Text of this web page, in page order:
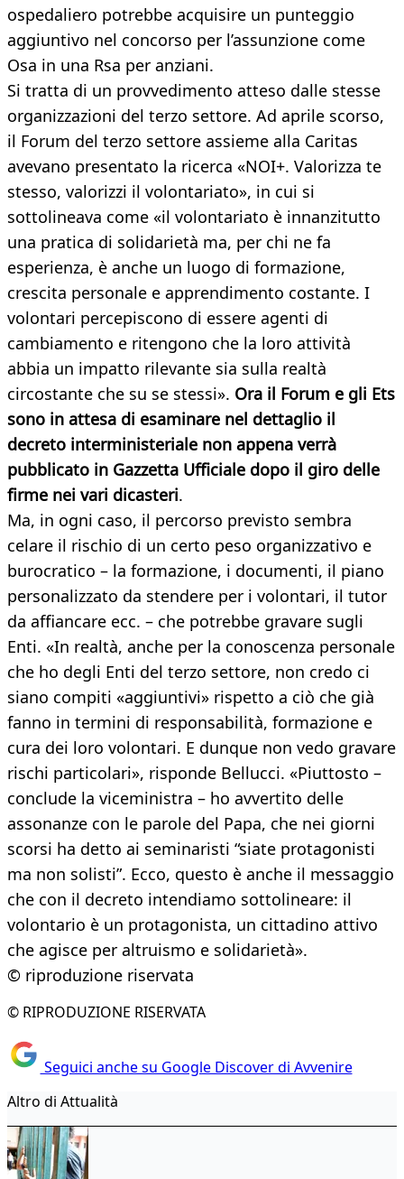
ospedaliero potrebbe acquisire un punteggio
aggiuntivo nel concorso per l’assunzione come
Osa in una Rsa per anziani.
Si tratta di un provvedimento atteso dalle stesse
organizzazioni del terzo settore. Ad aprile scorso,
il Forum del terzo settore assieme alla Caritas
avevano presentato la ricerca «NOI+. Valorizza te
stesso, valorizzi il volontariato», in cui si
sottolineava come «il volontariato è innanzitutto
una pratica di solidarietà ma, per chi ne fa
esperienza, è anche un luogo di formazione,
crescita personale e apprendimento costante. I
volontari percepiscono di essere agenti di
cambiamento e ritengono che la loro attività
abbia un impatto rilevante sia sulla realtà
circostante che su se stessi». Ora il Forum e gli Ets
sono in attesa di esaminare nel dettaglio il
decreto interministeriale non appena verrà
pubblicato in Gazzetta Ufficiale dopo il giro delle
firme nei vari dicasteri.
Ma, in ogni caso, il percorso previsto sembra
celare il rischio di un certo peso organizzativo e
burocratico – la formazione, i documenti, il piano
personalizzato da stendere per i volontari, il tutor
da affiancare ecc. – che potrebbe gravare sugli
Enti. «In realtà, anche per la conoscenza personale
che ho degli Enti del terzo settore, non credo ci
siano compiti «aggiuntivi» rispetto a ciò che già
fanno in termini di responsabilità, formazione e
cura dei loro volontari. E dunque non vedo gravare
rischi particolari», risponde Bellucci. «Piuttosto –
conclude la viceministra – ho avvertito delle
assonanze con le parole del Papa, che nei giorni
scorsi ha detto ai seminaristi “siate protagonisti
ma non solisti”. Ecco, questo è anche il messaggio
che con il decreto intendiamo sottolineare: il
volontario è un protagonista, un cittadino attivo
che agisce per altruismo e solidarietà».
© riproduzione riservata
© RIPRODUZIONE RISERVATA
Seguici anche su Google Discover di Avvenire
Altro di Attualità